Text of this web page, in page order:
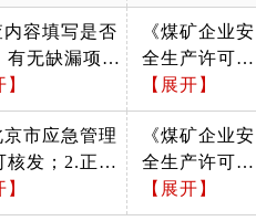
内容填写是否
有无缺漏项；
申请表最后一
请单位、取证
见、主要负责
定代表人是否
加盖企业公
否填写申请日
】
《煤矿企业安
全生产许可证
实施办法》
（2016年2月
6日国家安全
生产监督管理
总局令第86号
公布，自2016
【展开】
京市应急管理
核发；2.正副
交回。
】
《煤矿企业安
全生产许可证
实施办法》
（2016年2月
【展开】